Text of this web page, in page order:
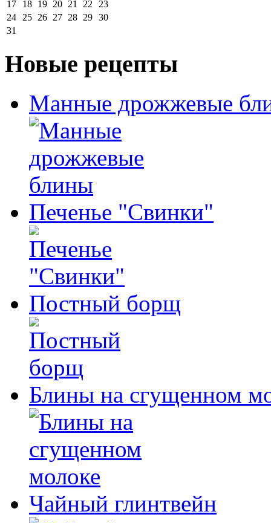
17
18 19 20 21 22 23
24 25 26 27 28 29 30
31
Новые рецепты
Манные дрожжевые
Печенье "Свинки"
Постный борщ
Блины на сгущенном
Чайный глинтвейн